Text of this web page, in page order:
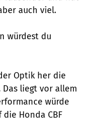
auch viel.
würdest du
Optik her die
Das liegt vor allem
würde
Honda CBF